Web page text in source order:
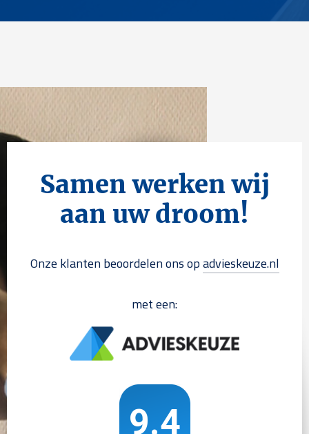
Samen werken wij
aan uw droom!
Onze klanten beoordelen ons op advieskeuze.nl
met een: